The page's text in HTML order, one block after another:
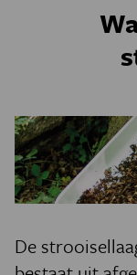
PODCAST
JONGE
De